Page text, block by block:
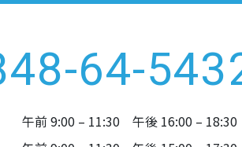
64-
午前 9:00 – 11:30 午後 16:00 – 18:30